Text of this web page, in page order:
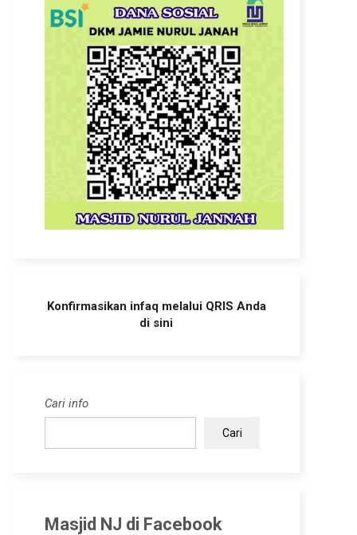
Konfirmasikan infaq melalui QRIS Anda
di sini
Cari info
Cari
Masjid NJ di Facebook